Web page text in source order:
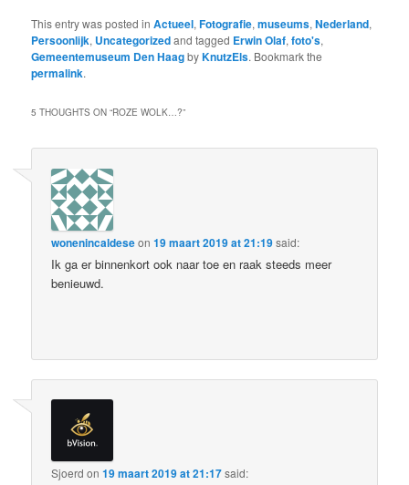
This entry was posted inActueel,Fotografie,museums,Nederland,
Persoonlijk, Uncategorizedand tagged Erwin Olaf,foto's,
Gemeentemuseum Den HaagbyKnutzEls. Bookmark the
permalink.
5 THOUGHTS ON “ROZE WOLK…?”
wonenincaldeseon19 maart 2019 at 21:19said:
Ik ga er binnenkort ook naar toe en raak steeds meer
benieuwd.
Sjoerd on19 maart 2019 at 21:17said: